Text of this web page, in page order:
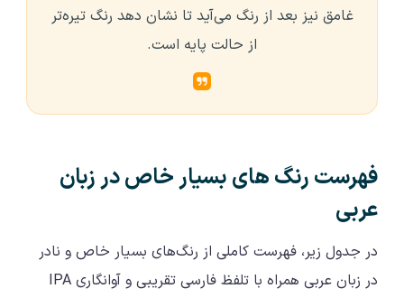
غامق نیز بعد از رنگ می‌آید تا نشان دهد رنگ تیره‌تر
از حالت پایه است.
فهرست رنگ های بسیار خاص در زبان
عربی
در جدول زیر، فهرست کاملی از رنگ‌های بسیار خاص و نادر
در زبان عربی همراه با تلفظ فارسی تقریبی و آوانگاری IPA